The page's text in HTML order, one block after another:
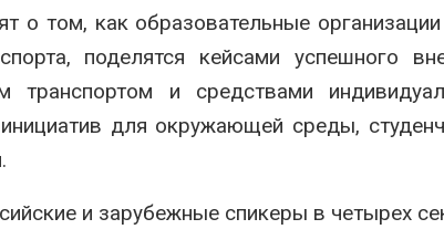
о том, как образовательные
поделятся кейсами успешного
транспортом и средствами
для окружающей среды,
и зарубежные спикеры в четырех